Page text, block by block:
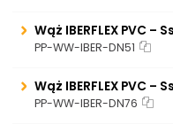
Wąż IBERFLEX PVC
PP-WW-IBER-DN51
Wąż IBERFLEX PVC
PP-WW-IBER-DN76